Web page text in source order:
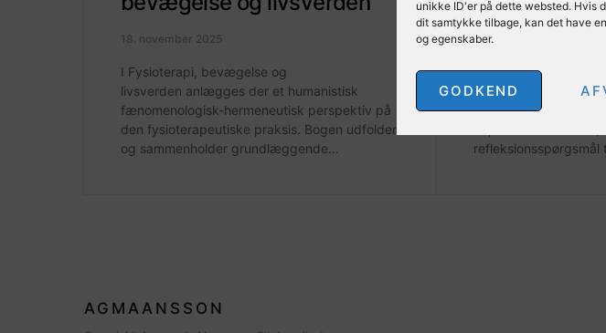
unikke ID'er på dette websted.
dit samtykke tilbage, kan det have
og egenskaber.
GODKEND
18. november 2025
I Fysioterapi, bevægelse og
livsverden anlægges der et humanistisk
fænomenologisk-hermeneutisk perspektiv på
den fysioterapeutiske praksis. Bogen udfolder
og sammenholder grundlæggende…
18. juli 2025
Bevægelse – en
grundbogs
blevet styrket med
refleksionsspørgsmål
AGMAANSSON